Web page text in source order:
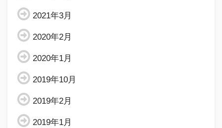
2021年3月
2020年2月
2020年1月
2019年10月
2019年2月
2019年1月